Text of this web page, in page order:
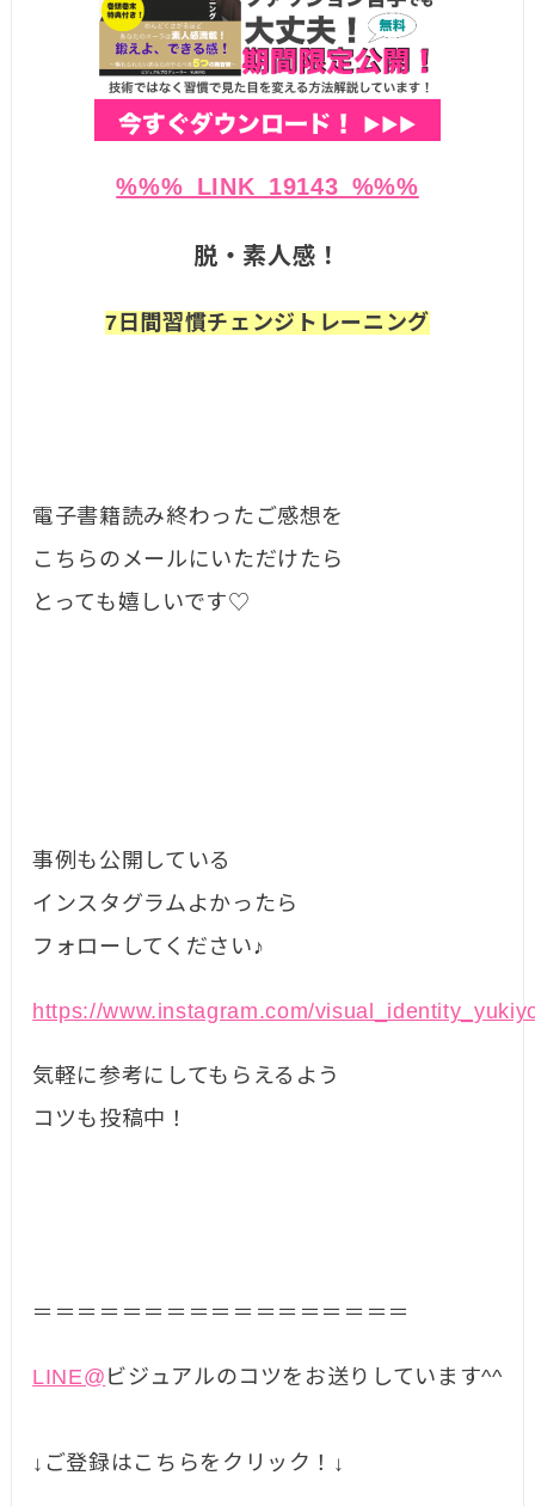
%%%_LINK_19143_%%%
脱・素人感！
7日間習慣チェンジトレーニング
電子書籍読み終わったご感想を
こちらのメールにいただけたら
とっても嬉しいです♡
事例も公開している
インスタグラムよかったら
フォローしてください♪
https://www.instagram.com/
気軽に参考にしてもらえるよう
コツも投稿中！
＝＝＝＝＝＝＝＝＝＝＝＝＝＝＝＝＝
LINE@ ビジュアルのコツをお送りしています^^
↓ご登録はこちらをクリック！↓